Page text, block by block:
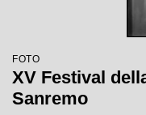
FOTO
XV Festival
Sanremo